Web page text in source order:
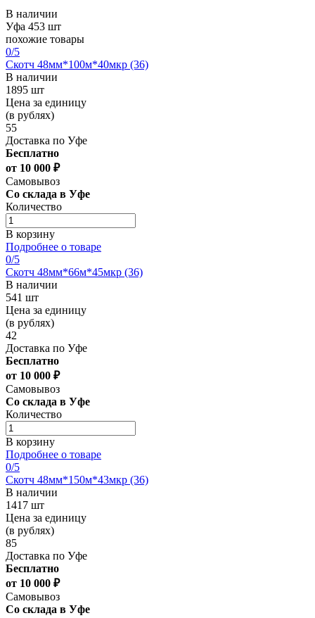
В наличии
Уфа 453 шт
похожие товары
0/5
Скотч 48мм*100м*40мкр (36)
В наличии
1895 шт
Цена за единицу
(в рублях)
55
Доставка по Уфе
Бесплатно
от 10 000 ₽
Самовывоз
Со склада в Уфе
Количество
В корзину
Подробнее о товаре
0/5
Скотч 48мм*66м*45мкр (36)
В наличии
541 шт
Цена за единицу
(в рублях)
42
Доставка по Уфе
Бесплатно
от 10 000 ₽
Самовывоз
Со склада в Уфе
Количество
В корзину
Подробнее о товаре
0/5
Скотч 48мм*150м*43мкр (36)
В наличии
1417 шт
Цена за единицу
(в рублях)
85
Доставка по Уфе
Бесплатно
от 10 000 ₽
Самовывоз
Со склада в Уфе